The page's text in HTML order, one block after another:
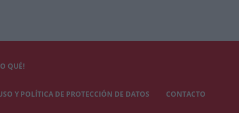
QUÉ!
Y POLÍTICA DE PROTECCIÓN DE DATOS CONTACTO